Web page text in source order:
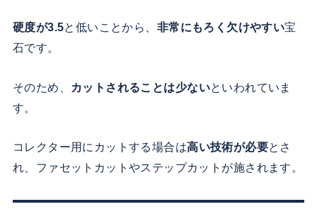
硬度が3.5と低いことから、 非常にもろく欠けやすい宝
石です。
そのため、 カットされることは少ないといわれていま
す。
コレクター用にカットする場合は高い技術が必要とさ
れ、ファセットカットやステップカットが施されます。